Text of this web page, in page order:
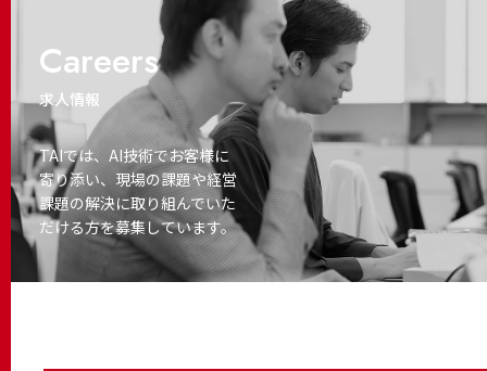
Careers
求人情報
TAIでは、AI技術でお客様に
寄り添い、 現場の課題や経営
課題の解決に取り組んでいた
だける方を募集しています。